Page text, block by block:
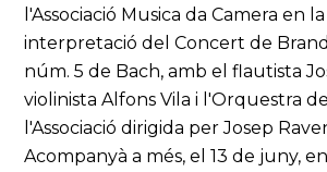
l'Associació Musica da Camera en la
interpretació del Concert de
núm. 5 de Bach, amb el flautista
violinista Alfons Vila i l'Orquestra de
l'Associació dirigida per Josep
Acompanyà a més, el 13 de juny,